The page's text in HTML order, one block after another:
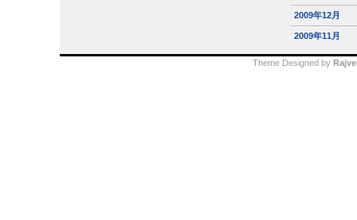
2009年12月
2009年11月
Theme Designed by